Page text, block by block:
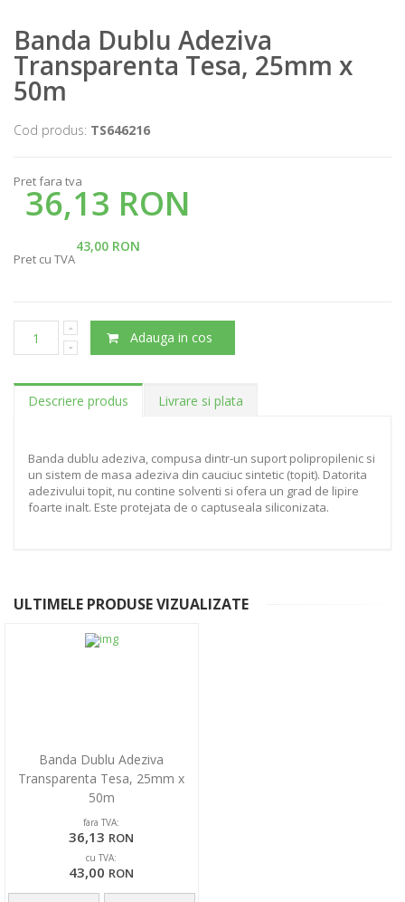
Banda Dublu Adeziva
Transparenta Tesa, 25mm x
50m
Cod produs: TS646216
Pret fara tva
36,13 RON
43,00 RON
Pret cu TVA
Adauga in cos
Descriere produs Livrare si plata
Banda dublu adeziva, compusa dintr-un suport polipropilenic si
un sistem de masa adeziva din cauciuc sintetic (topit). Datorita
adezivului topit, nu contine solventi si ofera un grad de lipire
foarte inalt. Este protejata de o captuseala siliconizata.
ULTIMELE PRODUSE VIZUALIZATE
Banda Dublu Adeziva
Transparenta Tesa, 25mm x
50m
fara TVA:
36,13 RON
cu TVA:
43,00 RON